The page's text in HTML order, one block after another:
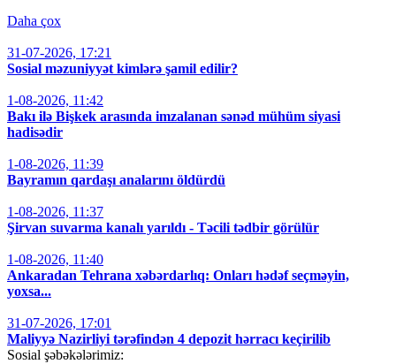
Daha çox
31-07-2026, 17:21
Sosial məzuniyyət kimlərə şamil edilir?
1-08-2026, 11:42
Bakı ilə Bişkek arasında imzalanan sənəd mühüm siyasi
hadisədir
1-08-2026, 11:39
Bayramın qardaşı analarını öldürdü
1-08-2026, 11:37
Şirvan suvarma kanalı yarıldı - Təcili tədbir görülür
1-08-2026, 11:40
Ankaradan Tehrana xəbərdarlıq: Onları hədəf seçməyin,
yoxsa...
31-07-2026, 17:01
Maliyyə Nazirliyi tərəfindən 4 depozit hərracı keçirilib
Sosial şəbəkələrimiz: